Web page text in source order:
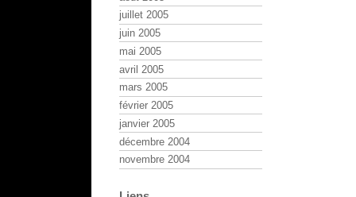
juillet 2005
juin 2005
mai 2005
avril 2005
mars 2005
février 2005
janvier 2005
décembre 2004
novembre 2004